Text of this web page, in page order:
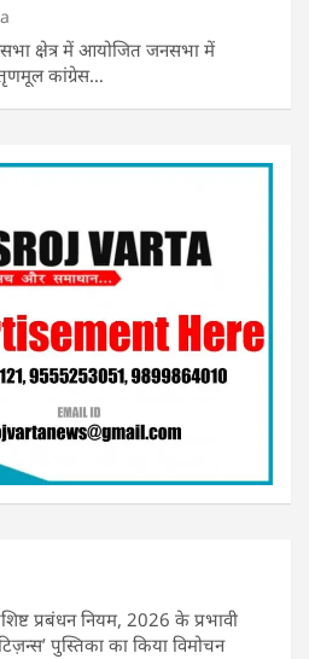
क्षेत्र में आयोजित जनसभा में
तृणमूल कांग्रेस…
प्रबंधन नियम, 2026 के प्रभावी
पुस्तिका का किया विमोचन